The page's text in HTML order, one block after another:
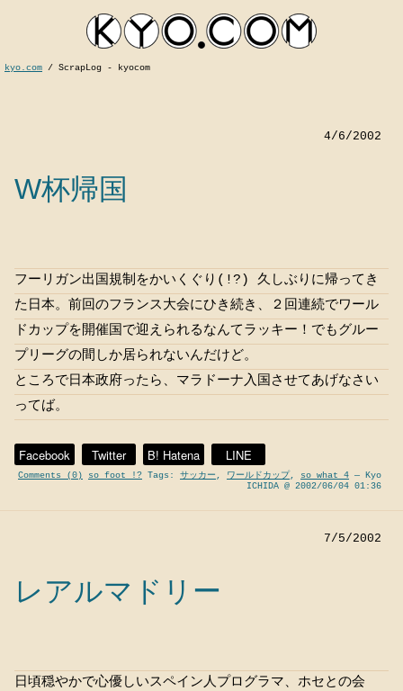
kyocom
kyo.com / ScrapLog - kyocom
4/6/2002
W杯帰国
フーリガン出国規制をかいくぐり(!?) 久しぶりに帰ってき
た日本。前回のフランス大会にひき続き、２回連続でワール
ドカップを開催国で迎えられるなんてラッキー！でもグルー
プリーグの間しか居られないんだけど。
ところで日本政府ったら、マラドーナ入国させてあげなさい
ってば。
Facebook Twitter B! Hatena LINE
Comments (0) so foot !? Tags: サッカー , ワールドカップ, so what 4 — Kyo
ICHIDA @ 2002/06/04 01:36
7/5/2002
レアルマドリー
日頃穏やかで心優しいスペイン人プログラマ、ホセとの会